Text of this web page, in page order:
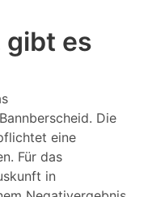
gibt es
Die
eine
Für das
in